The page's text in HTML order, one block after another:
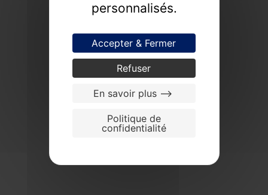
personnalisés.
Accepter & Fermer
Refuser
En savoir plus -->
Politique de
confidentialité